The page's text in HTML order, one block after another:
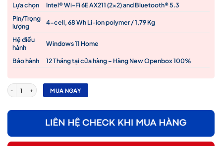
Lựa chọn
Intel® Wi-Fi 6E AX211 (2×2) and Bluetooth® 5.3
Pin/Trọng
lượng
4-cell, 68 Wh Li-ion polymer / 1,79 Kg
Hệ điều
hành
Windows 11 Home
Bảo hành 12 Tháng tại cửa hàng – Hàng New Openbox 100%
Laptop HP OmniBook 7 Flip 2-in-1 16-au0001nr Ultra 7 256V | RAM 16GB | SSD 1TB |
MUA NGAY